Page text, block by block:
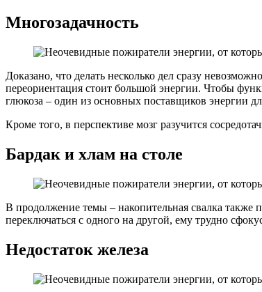
Многозадачность
Доказано, что делать несколько дел сразу
переориентация стоит большой энергии. Чтобы
глюкоза – один из основных поставщиков энергии
Кроме того, в перспективе мозг разучится
Бардак и хлам на столе
В продолжение темы – накопительная свалка также
переключаться с одного на другой, ему трудно
Недостаток железа